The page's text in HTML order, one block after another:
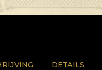
DETAILS